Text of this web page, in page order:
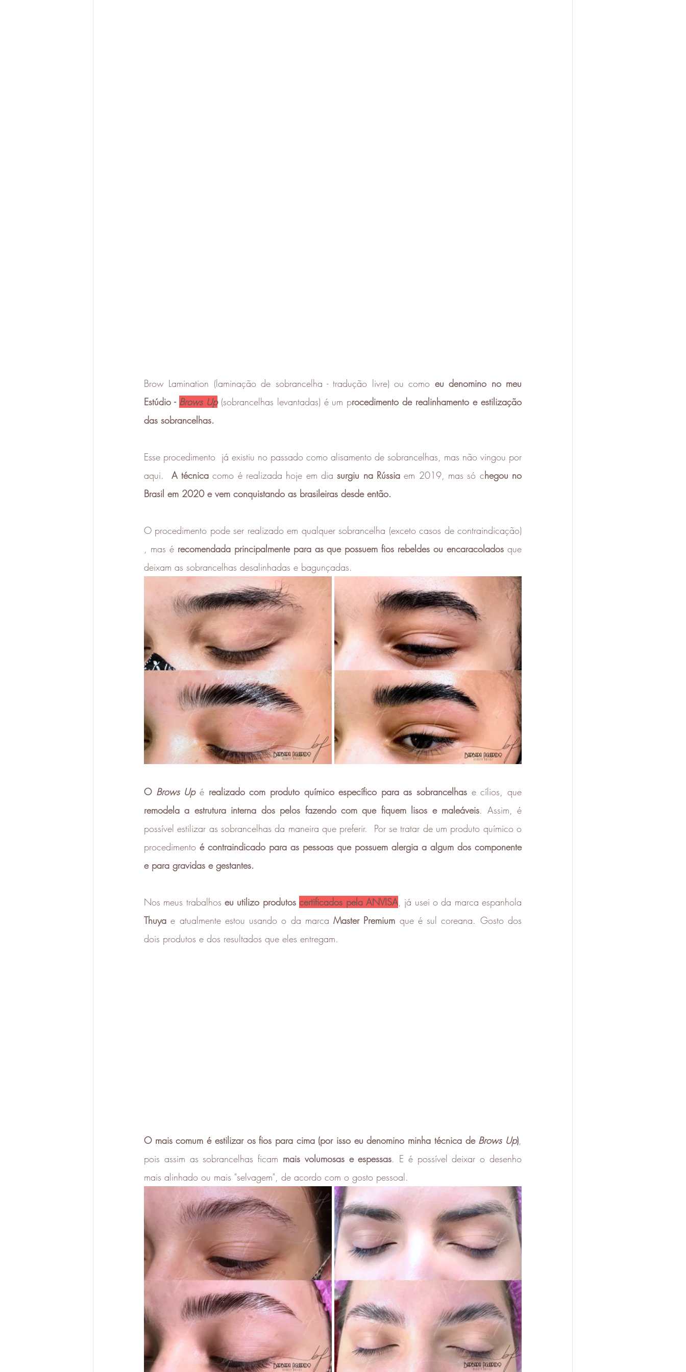
Brow Lamination (laminação de sobrancelha - tradução livre) ou como eu denomino no meu
Estúdio - Brows Up (sobrancelhas levantadas) é um procedimento de realinhamento e estilização
das sobrancelhas.
Esse procedimento  já existiu no passado como alisamento de sobrancelhas, mas não vingou por
aqui. A técnica como é realizada hoje em dia surgiu na Rússia em 2019, mas só chegou no
Brasil em 2020 e vem conquistando as brasileiras desde então.
O procedimento pode ser realizado em qualquer sobrancelha (exceto casos de contraindicação)
, mas é recomendada principalmente para as que possuem fios rebeldes ou encaracolados que
deixam as sobrancelhas desalinhadas e bagunçadas.
O Brows Up é realizado com produto químico específico para as sobrancelhas
remodela a estrutura interna dos pelos fazendo com que fiquem lisos e maleáveis. Assim, é
possível estilizar as sobrancelhas da maneira que preferir.  Por se tratar de um produto químico o
procedimento é contraindicado para as pessoas que possuem alergia a algum dos componente
e para gravidas e gestantes.
Nos meus trabalhos eu utilizo produtos certificados pela ANVISA
Thuya e atualmente estou usando o da marca Master Premium que é sul coreana. Gosto dos
dois produtos e dos resultados que eles entregam.
O mais comum é estilizar os fios para cima (por isso eu denomino minha técnica de Brows Up),
pois assim as sobrancelhas ficam mais volumosas e espessas. E é possível deixar o desenho
mais alinhado ou mais "selvagem", de acordo com o gosto pessoal.